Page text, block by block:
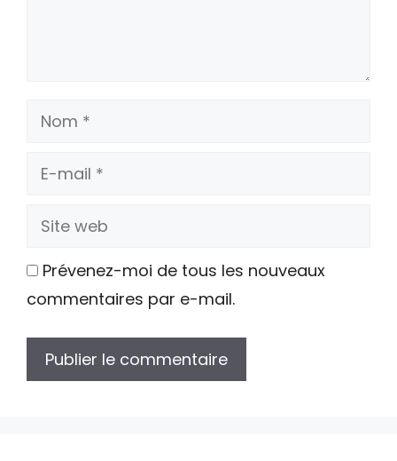
Nom
E-
Site
Prévenez-moi de tous les nouveaux
commentaires par e-mail.